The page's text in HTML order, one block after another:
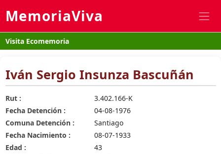
MemoriaViva
Visita Ecomemoria
Iván Sergio Insunza Bascuñán
Rut :
3.402.166-K
Fecha Detención :
04-08-1976
Comuna Detención :
Santiago
Fecha Nacimiento :
08-07-1933
Edad :
43